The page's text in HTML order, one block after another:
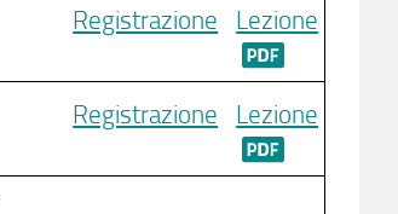
Registrazione Lezione
Registrazione Lezione